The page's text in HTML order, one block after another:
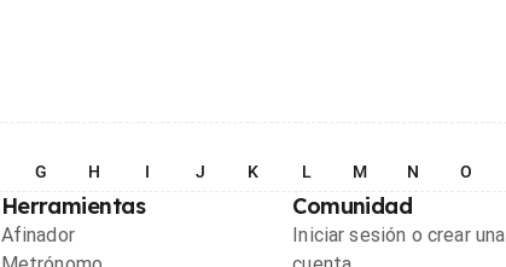
G H I J K L M N O
Herramientas
Afinador
Comunidad
Iniciar sesión o crear una